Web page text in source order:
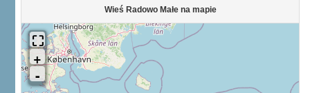
Wieś Radowo Małe na mapie